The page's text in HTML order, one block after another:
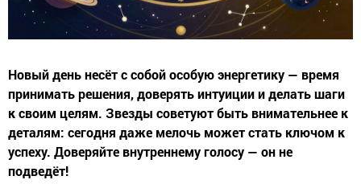
Новый день несёт с собой особую энергетику — время
принимать решения, доверять интуиции и делать шаги
к своим целям. Звезды советуют быть внимательнее к
деталям: сегодня даже мелочь может стать ключом к
успеху. Доверяйте внутреннему голосу — он не
подведёт!